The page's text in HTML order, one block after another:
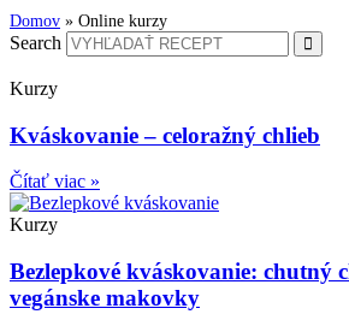
Domov » Online kurzy
Search
Kurzy
Kváskovanie – celoražný chlieb
Čítať viac »
Kurzy
Bezlepkové kváskovanie: chutný
vegánske makovky